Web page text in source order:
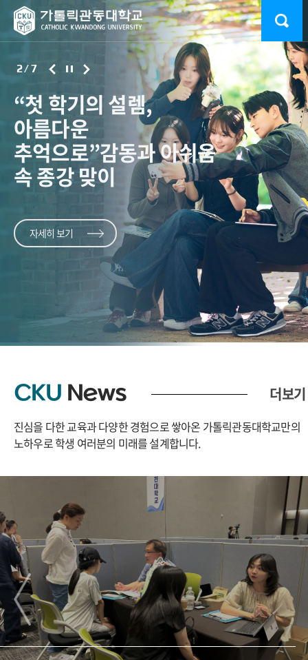
학생 한 명 한 명의 꿈을
대한민국의 미래로
키운다
“첫 학기의 설렘,
아름다운
추억으로”감동과 아쉬움
속 종강 맞이
자세히 보기
교육부 ‘고교교육
기여대학
지원사업’A등급 획득
교육부와 한국대학교육협의회가 21일 발표한‘2026년
고교교육 기여대학 지원사업’ 연차평가 결과에서 A등급을
자세히 보기
2026 대동제 ‘드림랜드’
성황리 폐막
가톨릭관동대 학우들의 열정 사흘간의 축제 빗속에서
화려한 피날레
가톨릭관동대학교
컬링부 국가대표 배출
스포츠지도학전공 3학년 김학준 선수, 창단 2년 만에
태극마크 쾌거
사범대 '특급
새내기'황의찬의 불굴의
완주
UCI MTB 월드시리즈 XCO 국가대표급 투혼
자세히 보기
학생 한 명 한 명의 꿈을
대한민국의 미래로
키운다
2/7
CKU News
진심을 다한 교육과 다양한 경험으로 쌓아온 가톨릭관동대학교만의
노하우로학생 여러분의 미래를 설계합니다.
더보기